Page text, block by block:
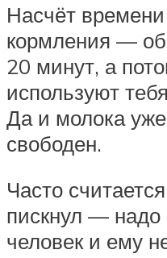
Насчёт
кормления —
20 минут, а
используют
Да и молока
свободен.
Часто
пискнул —
человек и ему